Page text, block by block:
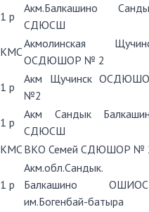
1 р
Акм.Балкашино
СДЮСШ
КМС
Акмолинская
ОСДЮШОР № 2
1 р
Акм Щучинск
№2
1 р
Акм Сандык
СДЮСШ
КМС ВКО Семей СДЮШОР №
1 р
Акм.обл.Сандык.
Балкашино
им.Богенбай-батыра